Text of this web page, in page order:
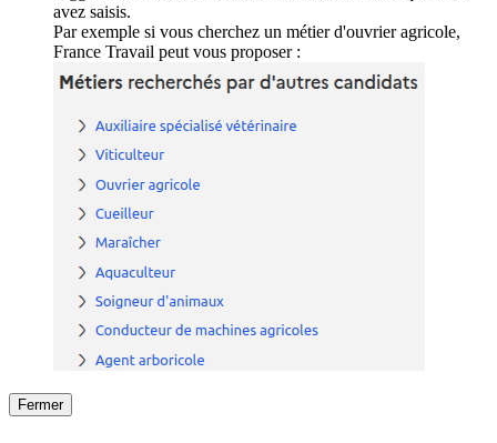
avez saisis.
Par exemple si vous cherchez un métier d'ouvrier agricole,
France Travail peut vous proposer :
Fermer